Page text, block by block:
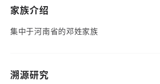
家族介绍
集中于河南省的邓姓家族
溯源研究